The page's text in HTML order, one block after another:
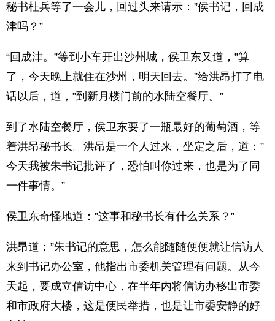
秘书杜兵等了一会儿，回过头来请示：”侯书记，回成
津吗？”
“回成津。”等到小车开出沙州城，侯卫东又道，”算
了，今天晚上就住在沙州，明天回去。”给洪昂打了电
话以后，道，”到新月楼门前的水陆空餐厅。”
到了水陆空餐厅，侯卫东要了一瓶最好的葡萄酒，等
着洪昂秘书长。洪昂是一个人过来，坐定之后，道：”
今天我被朱书记批评了，恐怕叫你过来，也是为了同
一件事情。”
侯卫东奇怪地道：”这事和秘书长有什么关系？”
洪昂道：”朱书记的意思，怎么能随随便便就让信访人
来到书记办公室，他指出市委机关管理有问题。从今
天起，要成立信访中心，在半年内将信访办移出市委
和市政府大楼，这是便民举措，也是让市委安静的好